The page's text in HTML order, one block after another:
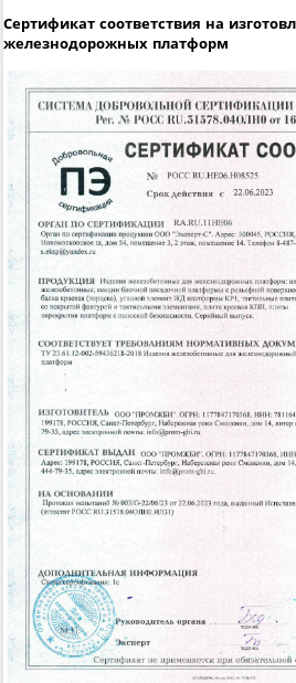
Сертификат соответствия на
железнодорожных платформ